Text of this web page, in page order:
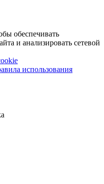
обеспечивать
и анализировать сетевой
использования